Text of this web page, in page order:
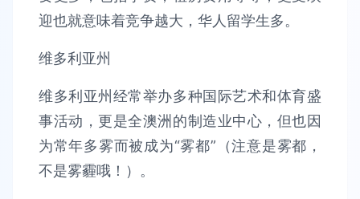
迎也就意味着竞争越大，华人留学生多。
维多利亚州
维多利亚州经常举办多种国际艺术和体育盛
事活动，更是全澳洲的制造业中心，但也因
为常年多雾而被成为“雾都”（注意是雾都，
不是雾霾哦！）。